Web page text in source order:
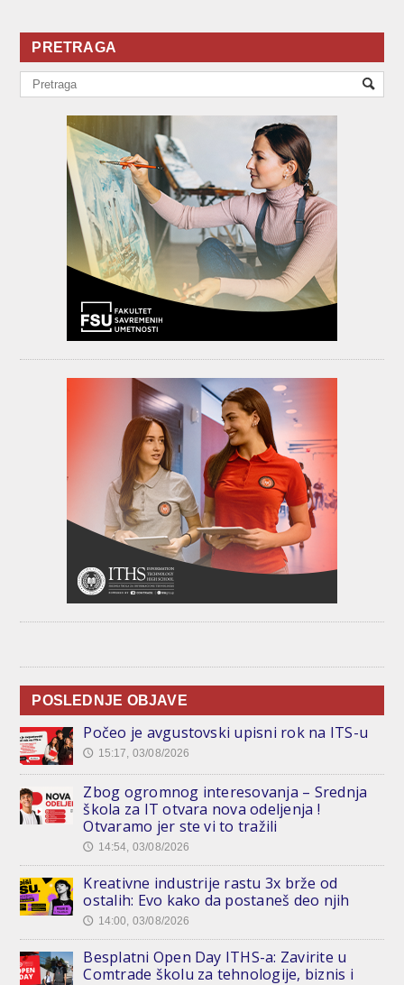
PRETRAGA
POSLEDNJE OBJAVE
Počeo je avgustovski upisni rok na ITS-u
🕔 15:17, 03/08/2026
Zbog ogromnog interesovanja – Srednja
škola za IT otvara nova odeljenja !
Otvaramo jer ste vi to tražili
🕔 14:54, 03/08/2026
Kreativne industrije rastu 3x brže od
ostalih: Evo kako da postaneš deo njih
🕔 14:00, 03/08/2026
Besplatni Open Day ITHS-a: Zavirite u
Comtrade školu za tehnologije, biznis i